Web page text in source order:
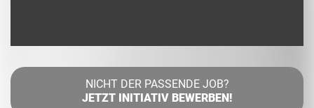
NICHT DER PASSENDE JOB?
JETZT INITIATIV BEWERBEN!